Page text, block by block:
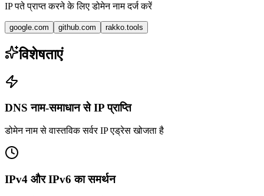
IP पते प्राप्त करने के लिए डोमेन नाम दर्ज करें
google.com github.com rakko.tools
विशेषताएं
DNS नाम-समाधान से IP प्राप्ति
डोमेन नाम से वास्तविक सर्वर IP एड्रेस खोजता है
IPv4 और IPv6 का समर्थन